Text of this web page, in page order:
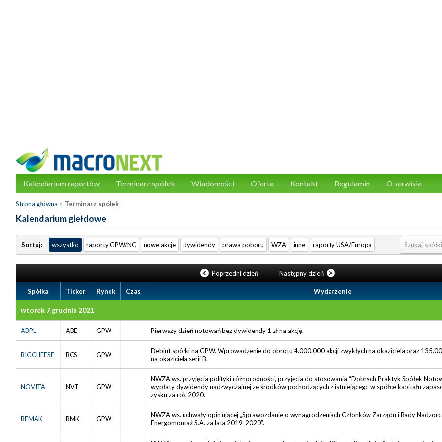
Kalendarium raportów Terminarz spółek Wiadomości Oferta Kontakt Regulamin O serwisie
Strona główna » Terminarz spółek
Kalendarium giełdowe
Sortuj: wszystko raporty GPW/NC nowe akcje dywidendy prawa poboru WZA inne raporty USA/Europa
Poprzedni dzień Następny dzień
Spółka Ticker Rynek Czas Wydarzenie
wtorek 7 grudnia 2021
ABPL ABE GPW Pierwszy dzień notowań bez dywidendy 1 zł na akcję.
BIGCHEESE BCS GPW
Debiut spółki na GPW. Wprowadzenie do obrotu 4.000.000 akcji zwykłych na okaziciela oraz
na okaziciela serii B.
NOVITA NVT GPW
NWZA ws. przyjęcia polityki różnorodności, przyjęcia do stosowania “Dobrych Praktyk Spółek
wypłaty dywidendy nadzwyczajnej ze środków pochodzących z istniejącego w spółce kapitału
zysku za rok 2020.
REMAK RMK GPW
NWZA ws. uchwały opiniującej „Sprawozdanie o wynagrodzeniach Członków Zarządu i Rady
Energomontaż S.A. za lata 2019-2020”.